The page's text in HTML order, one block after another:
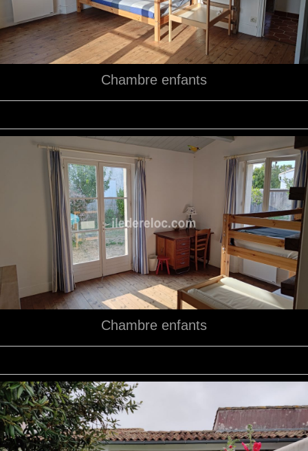
Chambre enfants
Chambre enfants